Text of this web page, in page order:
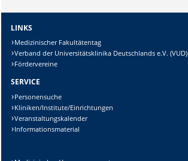
Lösung:
LINKS
Medizinischer Fakultätentag
Verband der Universitätsklinika Deutschlands e.V. (VUD)
Fördervereine
SERVICE
Personensuche
Kliniken/Institute/Einrichtungen
Veranstaltungskalender
Informationsmaterial